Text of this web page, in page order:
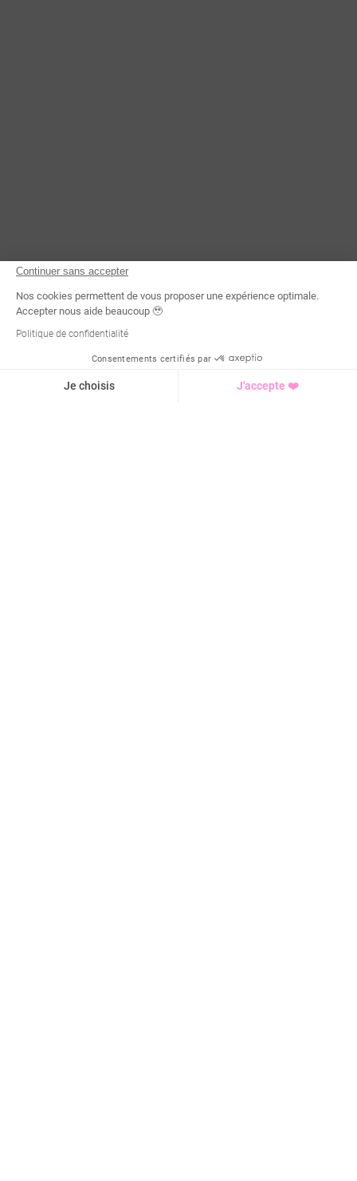
Continuer sans accepter
Nos cookies permettent de vous proposer une expérience optimale.
Accepter nous aide beaucoup 🥹
Politique de confidentialité
Consentements certifiés par
Je choisis J'accepte ❤️